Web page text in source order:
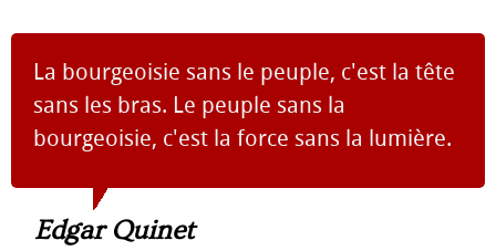
La bourgeoisie sans le peuple, c'est la tête
sans les bras. Le peuple sans la
bourgeoisie, c'est la force sans la lumière.
Edgar Quinet